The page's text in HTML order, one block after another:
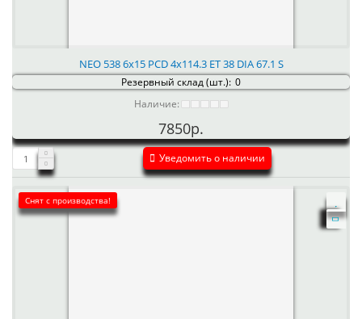
NEO 538 6x15 PCD 4x114.3 ET 38 DIA 67.1 S
Резервный склад (шт.): 0
Наличие:
7850р.
Уведомить о наличии
Снят с производства!